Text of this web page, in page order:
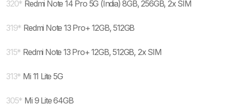
320* Redmi Note 14 Pro 5G (India) 8GB, 256GB, 2x SIM
319* Redmi Note 13 Pro+ 12GB, 512GB
315* Redmi Note 13 Pro+ 12GB, 512GB, 2x SIM
313* Mi 11 Lite 5G
305* Mi 9 Lite 64GB